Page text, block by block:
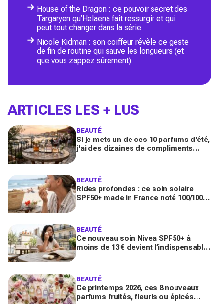
House of the Dragon : ce pouvoir secret des
Targaryen qu’Helaena fait ressurgir et qui
peut tout changer dans la série
Nicole Kidman : son coiffeur révèle ce geste
de fin de routine qui sauve les longueurs (et
que vous zappez sûrement)
ARTICLES LES + LUS
BEAUTÉ
Si je mets un de ces 10 parfums d'été,
j'ai des dizaines de compliments
BEAUTÉ
Rides profondes : ce soin solaire
SPF50+ made in France noté 100/100
BEAUTÉ
Ce nouveau soin Nivea SPF50+ à
moins de 13 € devient l’indispensable
BEAUTÉ
Ce printemps 2026, ces 8 nouveaux
parfums fruités, fleuris ou épicés